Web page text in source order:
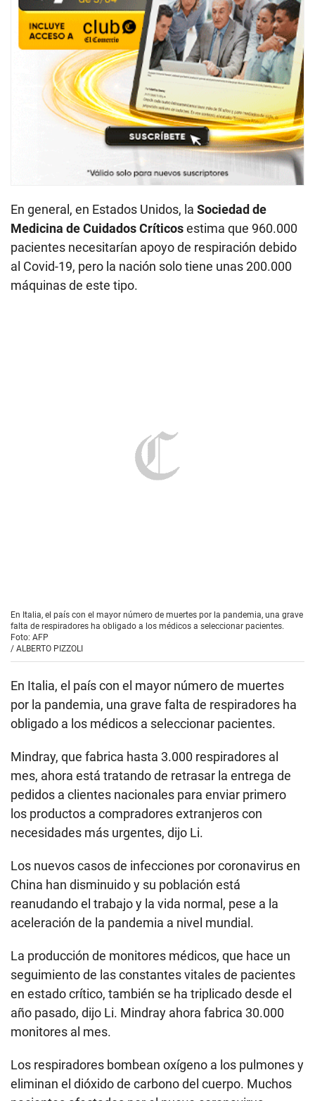
En general, en Estados Unidos, la Sociedad de
Medicina de Cuidados Críticosestima que 960.000
pacientes necesitarían apoyo de respiración debido
al Covid-19, pero la nación solo tiene unas 200.000
máquinas de este tipo.
En Italia, el país con el mayor número de muertes por la pandemia, una grave
falta de respiradores ha obligado a los médicos a seleccionar pacientes.
Foto: AFP
/ ALBERTO PIZZOLI
En Italia, el país con el mayor número de muertes
por la pandemia, una grave falta de respiradores ha
obligado a los médicos a seleccionar pacientes.
Mindray, que fabrica hasta 3.000 respiradores al
mes, ahora está tratando de retrasar la entrega de
pedidos a clientes nacionales para enviar primero
los productos a compradores extranjeros con
necesidades más urgentes, dijo Li.
Los nuevos casos de infecciones por coronavirus en
China han disminuido y su población está
reanudando el trabajo y la vida normal, pese a la
aceleración de la pandemia a nivel mundial.
La producción de monitores médicos, que hace un
seguimiento de las constantes vitales de pacientes
en estado crítico, también se ha triplicado desde el
año pasado, dijo Li. Mindray ahora fabrica 30.000
monitores al mes.
Los respiradores bombean oxígeno a los pulmones y
eliminan el dióxido de carbono del cuerpo. Muchos